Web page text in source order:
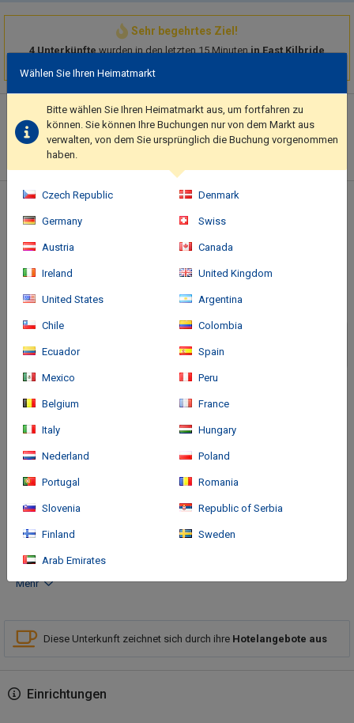
Sehr begehrtes Ziel!
4 Unterkünftewurden in den letzten 15 Minutenin East Kilbride
Hotelbeschreibung
This smoke-free hotel was built in 2007.. Featured amenities
include express check-out, a 24-hour front desk, and luggage
Standort des Hotels
Anreise
From M74 J5
Mehr
Diese Unterkunft zeichnet sich durch ihre Hotelangebote aus
Einrichtungen
Wählen Sie Ihren Heimatmarkt
Bitte wählen Sie Ihren Heimatmarkt aus, um fortfahren zu
können. Sie können Ihre Buchungen nur von dem Markt aus
verwalten, von dem Sie ursprünglich die Buchung vorgenommen
haben.
Czech Republic Denmark
Germany Swiss
Austria Canada
Ireland United Kingdom
United States Argentina
Chile Colombia
Ecuador Spain
Mexico Peru
Belgium France
Italy Hungary
Nederland Poland
Portugal Romania
Slovenia Republic of Serbia
Finland Sweden
Arab Emirates